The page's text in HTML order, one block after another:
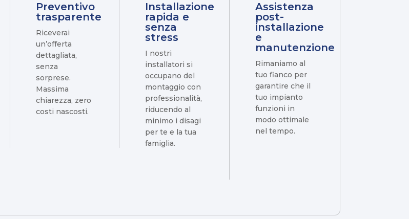
Preventivo
trasparente
Riceverai
un’offerta
dettagliata,
senza
sorprese.
Massima
chiarezza, zero
costi nascosti.
Installazione
rapida e
senza
stress
I nostri
installatori si
occupano del
montaggio con
professionalità,
riducendo al
minimo i disagi
per te e la tua
famiglia.
Assistenza
post-
installazione
e
manutenzione
Rimaniamo al
tuo fianco per
garantire che il
tuo impianto
funzioni in
modo ottimale
nel tempo.